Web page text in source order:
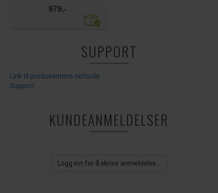
979,-
SUPPORT
Link til produsentens nettside
Support
KUNDEANMELDELSER
Logg inn for å skrive anmeldelse...